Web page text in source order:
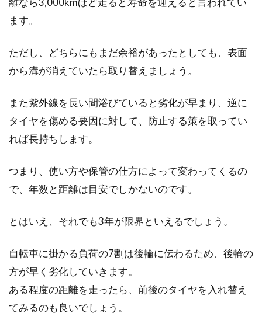
方法と乗り心地の違い
ヤは、自転車の乗り心地を左右する重要な役割
を果たしてい...
ホイールバランスを自分でとってみ
よう！！やり方をご紹介
す。自転車を作業台に乗せてクランクを回して
ロードバイクのヘルメットを塗装し
てオリジナルのヘルメットにしよ
ます。
ただし、どちらにもまだ余裕があったとしても、表面
から溝が消えていたら取り替えましょう。
また紫外線を長い間浴びていると劣化が早まり、逆に
タイヤを傷める要因に対して、防止する策を取ってい
れば長持ちします。
つまり、使い方や保管の仕方によって変わってくるの
で、年数と距離は目安でしかないのです。
とはいえ、それでも3年が限界といえるでしょう。
自転車に掛かる負荷の7割は後輪に伝わるため、後輪の
方が早く劣化していきます。
ある程度の距離を走ったら、前後のタイヤを入れ替え
てみるのも良いでしょう。